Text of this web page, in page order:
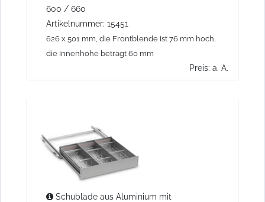
600 / 660
Artikelnummer: 15451
626 x 501 mm, die Frontblende ist 76 mm hoch,
die Innenhöhe beträgt 60 mm
Preis: a. A.
Schublade aus Aluminium mit